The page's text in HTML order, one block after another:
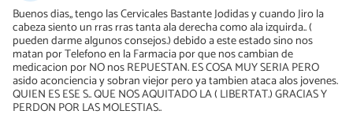
Buenos dias,, tengo las Cervicales Bastante Jodidas y cuando Jiro la
cabeza siento un rras rras tanta ala derecha como ala izquirda.. (
pueden darme algunos consejos.) debido a este estado sino nos
matan por Telefono en la Farmacia por que nos cambian de
medicacion por NO nos REPUESTAN. ES COSA MUY SERIA PERO
asido aconciencia y sobran viejor pero ya tambien ataca alos jovenes.
QUIEN ES ESE S.. QUE NOS AQUITADO LA ( LIBERTAT.) GRACIAS Y
PERDON POR LAS MOLESTIAS..